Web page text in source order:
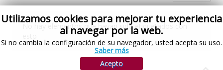
No hay elementos que hayan sido etiquetados con
Utilizamos cookies para mejorar tu experiencia
al navegar por la web.
Si no cambia la configuración de su navegador, usted acepta su uso.
Saber más
Acepto